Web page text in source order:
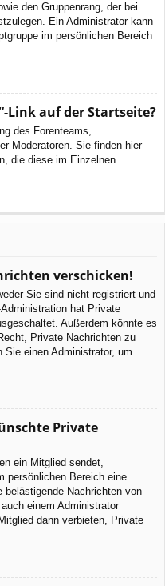
den Gruppenrang, der bei
Ein Administrator kann
im persönlichen Bereich
Link auf der Startseite?
des Forenteams,
Moderatoren. Sie finden hier
die diese im Einzelnen
verschicken!
Sie sind nicht registriert und
hat Private
Außerdem könnte es
Private Nachrichten zu
einen Administrator, um
Private
ein Mitglied sendet,
persönlichen Bereich eine
belästigende Nachrichten von
einem Administrator
dann verbieten, Private